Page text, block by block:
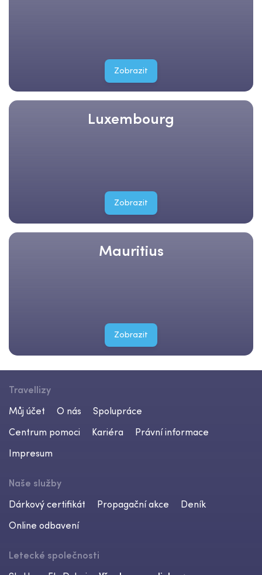
Zobrazit
Luxembourg
Zobrazit
Mauritius
Zobrazit
Travellizy
Můj účet
O nás
Spolupráce
Centrum pomoci
Kariéra
Právní informace
Impresum
Naše služby
Dárkový certifikát
Propagační akce
Deník
Online odbavení
Letecké společnosti